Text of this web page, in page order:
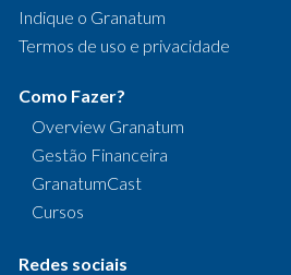
Indique o Granatum
Termos de uso e privacidade
Como Fazer?
Overview Granatum
Gestão Financeira
GranatumCast
Cursos
Redes sociais